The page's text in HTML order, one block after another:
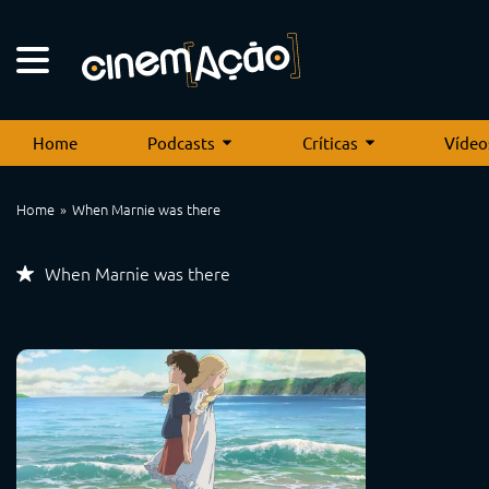
Home Podcasts Críticas
Home When Marnie was there
When Marnie was there